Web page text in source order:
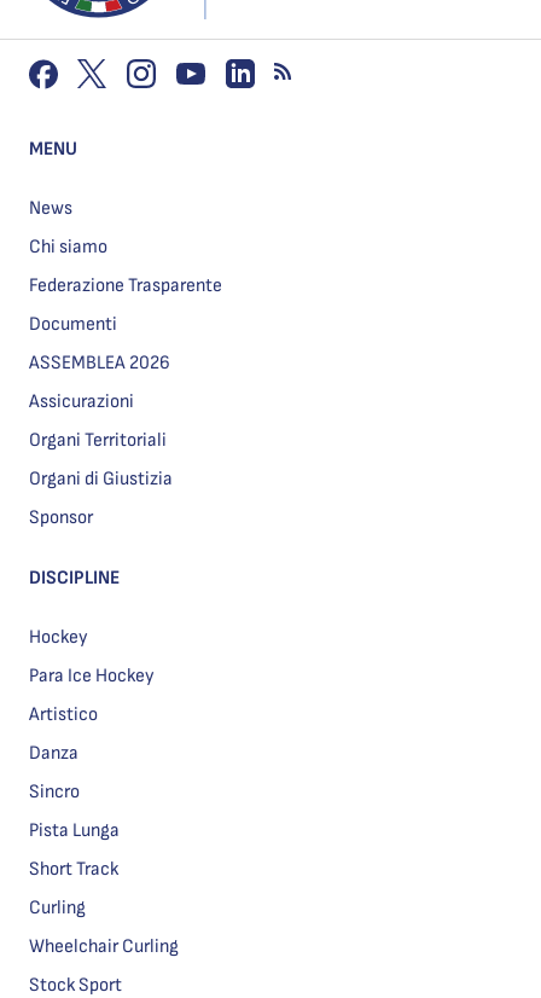
MENU
News
Chi siamo
Federazione Trasparente
Documenti
ASSEMBLEA 2026
Assicurazioni
Organi Territoriali
Organi di Giustizia
Sponsor
DISCIPLINE
Hockey
Para Ice Hockey
Artistico
Danza
Sincro
Pista Lunga
Short Track
Curling
Wheelchair Curling
Stock Sport